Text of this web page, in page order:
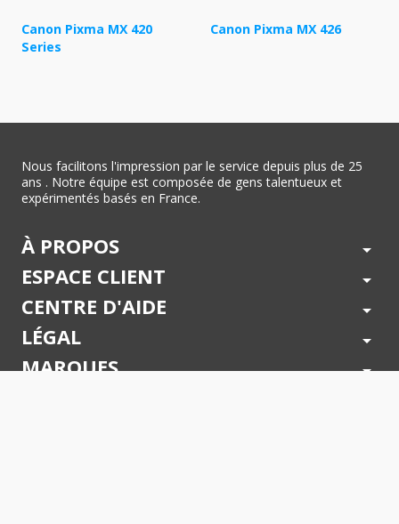
Canon Pixma MX 420
Series
Canon Pixma MX 426
Nous facilitons l'impression par le service depuis plus de 25
ans . Notre équipe est composée de gens talentueux et
expérimentés basés en France.
À PROPOS arrow_drop_down
ESPACE CLIENT arrow_drop_down
CENTRE D'AIDE arrow_drop_down
LÉGAL arrow_drop_down
MARQUES arrow_drop_down